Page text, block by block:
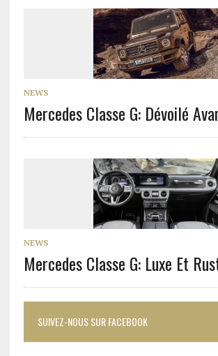
NEWS
Mercedes Classe G: Dévoilé
NEWS
Mercedes Classe G: Luxe Et
SUIVEZ-NOUS SUR FACEBOOK